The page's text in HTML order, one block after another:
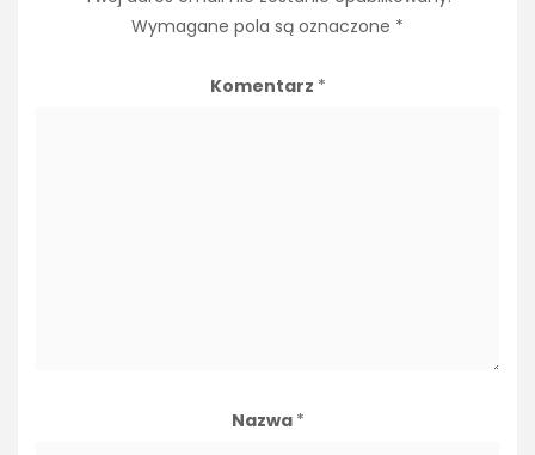
Wymagane pola są oznaczone *
Komentarz *
Nazwa *